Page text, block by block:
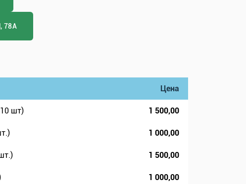
78А
Цена
шт) 1 500,00
1 000,00
1 500,00
1 000,00